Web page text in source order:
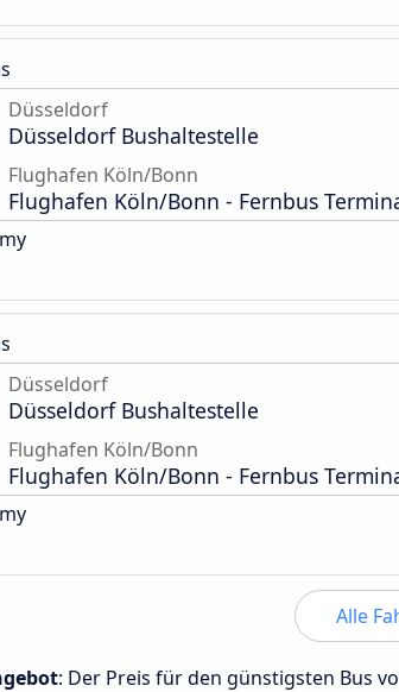
Düsseldorf
Düsseldorf Bushaltestelle
Flughafen Köln/Bonn
Flughafen Köln/Bonn - Fernbus
Düsseldorf
Düsseldorf Bushaltestelle
Flughafen Köln/Bonn
Flughafen Köln/Bonn - Fernbus
Alle
: Der Preis für den günstigsten Bus